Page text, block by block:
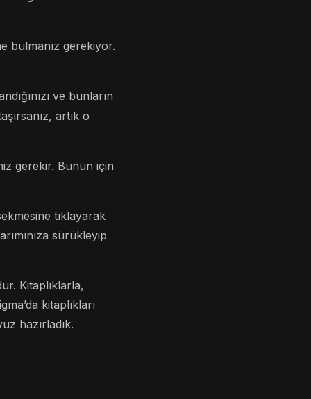
bulmanız gerekiyor.
ve bunların
artık o
gerekir. Bunun için
tıklayarak
sürükleyip
Kitaplıklarla,
kitaplıkları
hazırladık.